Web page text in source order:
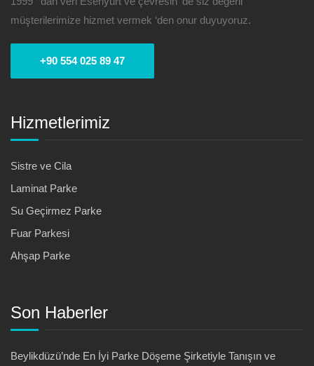
müşterilerimize hizmet vermek ‘den onur duyuyoruz.
+90 554 025 89 47
Hizmetlerimiz
Sistre ve Cila
Laminat Parke
Su Geçirmez Parke
Fuar Parkesi
Ahşap Parke
Son Haberler
Beylikdüzü’nde En İyi Parke Döşeme Şirketiyle Tanışın ve